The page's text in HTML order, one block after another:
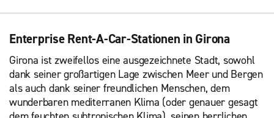
Enterprise Rent-A-Car-Stationen in Girona
Girona ist zweifellos eine ausgezeichnete Stadt, sowohl
dank seiner großartigen Lage zwischen Meer und Bergen
als auch dank seiner freundlichen Menschen, dem
wunderbaren mediterranen Klima (oder genauer gesagt